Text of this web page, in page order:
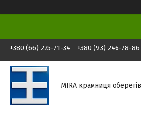
+380 (66) 225-71-34 +380 (93) 246-78-86
MIRA крамниця оберегів